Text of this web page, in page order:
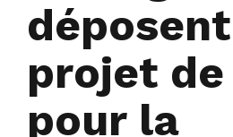
projet
pour la